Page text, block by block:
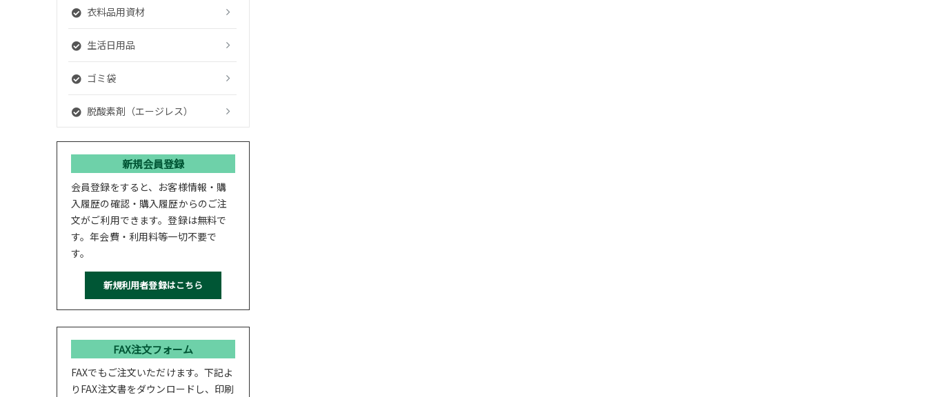
衣料品用資材
生活日用品
ゴミ袋
脱酸素剤（エージレス）
新規会員登録
会員登録をすると、お客様情報・購
入履歴の確認・購入履歴からのご注
文がご利用できます。登録は無料で
す。年会費・利用料等一切不要で
す。
FAX注文フォーム
FAXでもご注文いただけます。下記よ
りFAX注文書をダウンロードし、印刷